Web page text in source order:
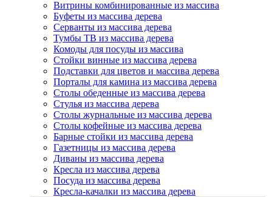
Витрины комбинированные из массива
Буфеты из массива дерева
Серванты из массива дерева
Тумбы ТВ из массива дерева
Комоды для посуды из массива
Стойки винные из массива дерева
Подставки для цветов и массива дерева
Порталы для камина из массива дерева
Столы обеденные из массива дерева
Стулья из массива дерева
Столы журнальные из массива дерева
Столы кофейные из массива дерева
Барные стойки из массива дерева
Газетницы из массива дерева
Диваны из массива дерева
Кресла из массива дерева
Посуда из массива дерева
Кресла-качалки из массива дерева